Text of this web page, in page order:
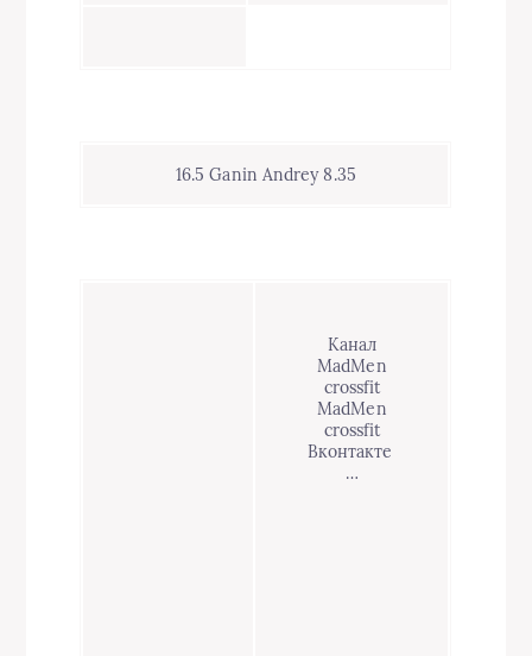
16.5 Ganin Andrey 8.35
Канал
MadMen
crossfit
MadMen
crossfit
Вконтакте
…